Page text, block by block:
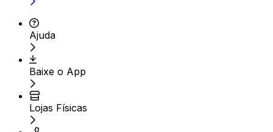
Ajuda
Baixe o App
Lojas Físicas